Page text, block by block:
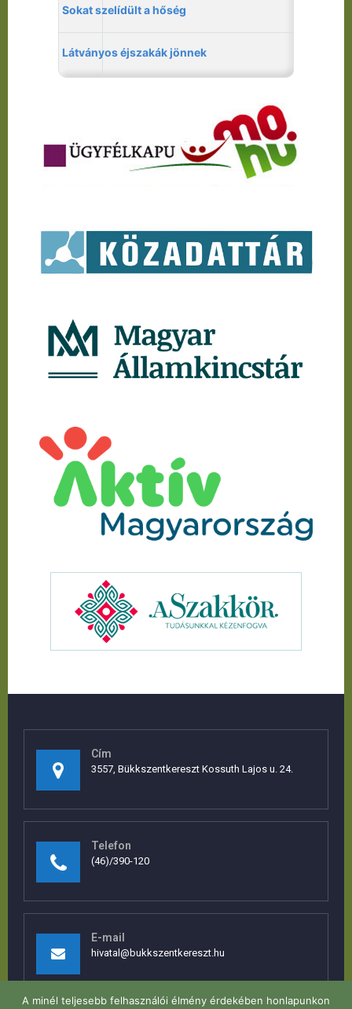
Cím
3557, Bükkszentkereszt Kossuth Lajos u. 24.
Telefon
(46)/390-120
E-mail
hivatal@bukkszentkereszt.hu
A minél teljesebb felhasználói élmény érdekében honlapunkon